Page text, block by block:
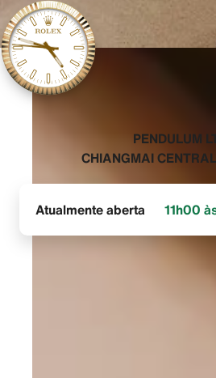
‭PENDULUM
CHIANGMAI
Atualmente aberta 11h00